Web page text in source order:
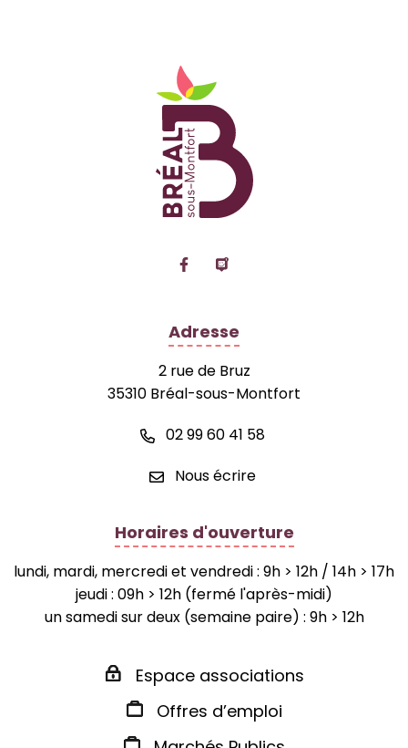
Lien vers le compte Facebook
Lien vers la page
Adresse
2 rue de Bruz
35310 Bréal-sous-Montfort
02 99 60 41 58
Nous écrire
Horaires d'ouverture
lundi, mardi, mercredi et vendredi : 9h > 12h / 14h > 17h
jeudi : 09h > 12h (fermé l'après-midi)
un samedi sur deux (semaine paire) : 9h > 12h
Espace associations
Offres d’emploi